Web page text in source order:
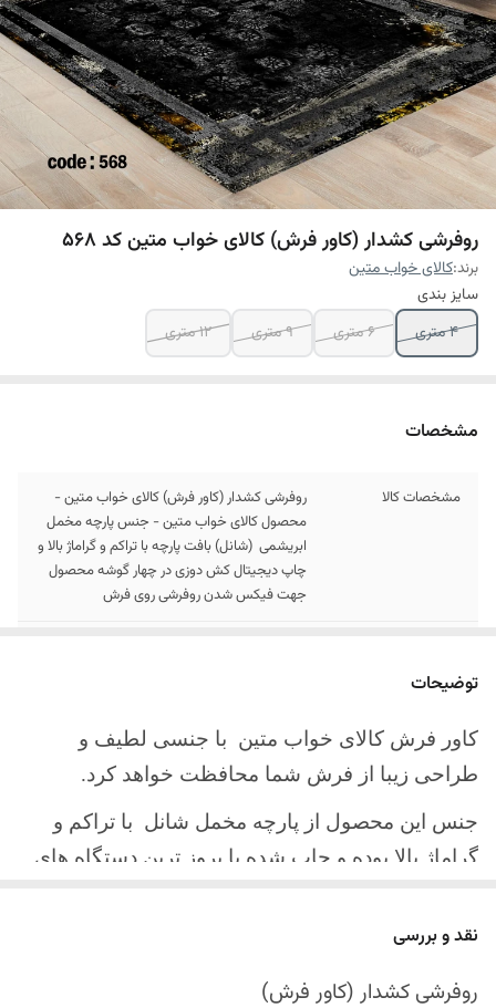
روفرشی کشدار (کاور فرش) کالای خواب متین کد 568
برند:کالای خواب متین
سایز بندی
4 متری
6 متری 9 متری 12 متری
مشخصات
مشخصات کالا
روفرشی کشدار (کاور فرش) کالای خواب متین -
محصول کالای خواب متین - جنس پارچه مخمل
ابریشمی (شانل) بافت پارچه با تراکم و گراماژ بالا و
چاپ دیجیتال کش دوزی در چهار گوشه محصول
جهت فیکس شدن روفرشی روی فرش
ارسال کالا
آینده
توضیحات
کاور فرش کالای خواب متین با جنسی لطیف و
طراحی زیبا از فرش شما محافظت خواهد کرد.
جنس این محصول از پارچه مخمل شانل با تراکم و
گراماژ بالا بوده و چاپ شده با بروز ترین دستگاه های
چهار گوشه این محصول با کش باکیفیت دوخته‌شده
نقد و بررسی
روفرشی کشدار (کاور فرش)